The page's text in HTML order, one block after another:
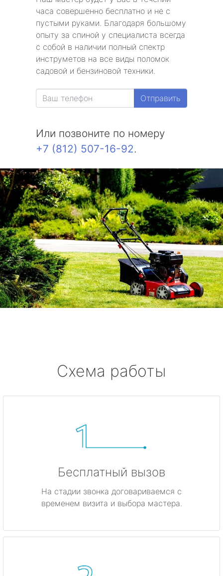
часа совершенно бесплатно и не с
пустыми руками. Благодаря большому
опыту за спиной у специалиста всегда
с собой в наличии полный спектр
инструметов на все виды поломок
садовой и бензиновой техники.
Отправить
Или позвоните по номеру
+7 (812) 507-16-92.
Схема работы
Бесплатный вызов
На стадии звонка договариваемся с
временем визита и выбора мастера.